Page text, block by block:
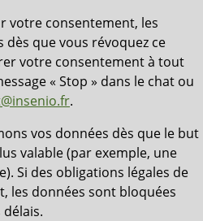
votre consentement, les
que vous révoquez ce
votre consentement à tout
« Stop » dans le chat ou
.
vos données dès que le but
valable (par exemple, une
Si des obligations légales de
les données sont bloquées
délais.